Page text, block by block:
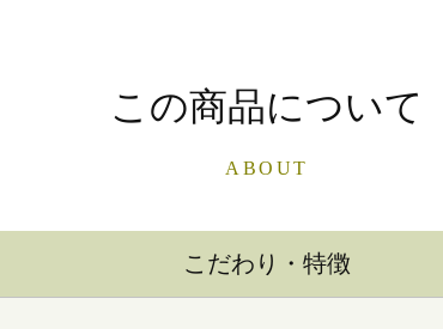
この商品について
ABOUT
こだわり・特徴